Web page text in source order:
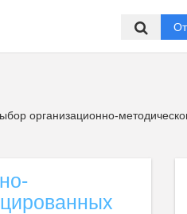
организационно-